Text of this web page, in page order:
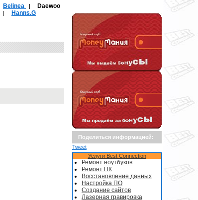
Belinea | Daewoo
| Hanns.G
Поделиться информацией:
Tweet
Услуги Best Connection
Ремонт ноутбуков
Ремонт ПК
Восстановление данных
Настройка ПО
Создание сайтов
Лазерная гравировка